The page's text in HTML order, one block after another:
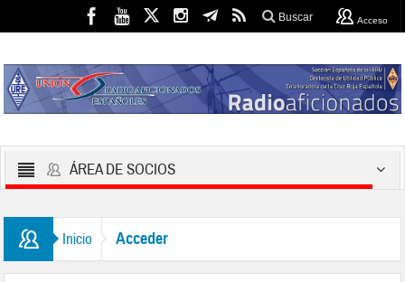
Buscar Acceso
ÁREA DE SOCIOS
Inicio Acceder